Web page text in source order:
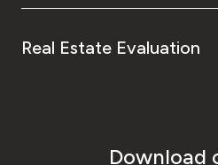
Real Estate Evaluation
Download